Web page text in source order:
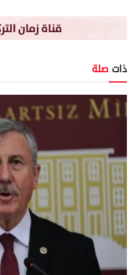
ذات صلة